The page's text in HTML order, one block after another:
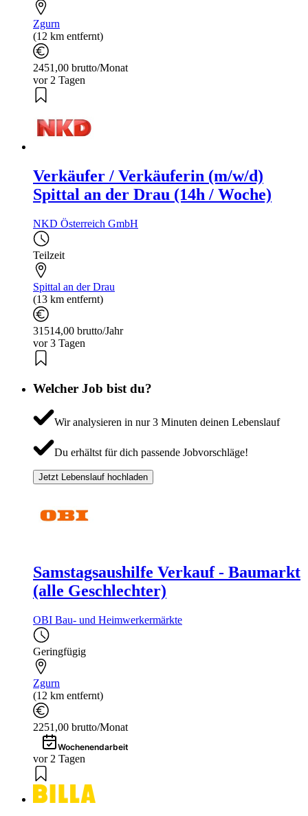
Zgurn
(12 km entfernt)
2451,00 brutto/Monat
vor 2 Tagen
Verkäufer / Verkäuferin (m/w/d)
Spittal an der Drau (14h / Woche)
NKD Österreich GmbH
Teilzeit
Spittal an der Drau
(13 km entfernt)
31514,00 brutto/Jahr
vor 3 Tagen
Welcher Job bist du?
Wir analysieren in nur 3 Minuten deinen Lebenslauf
Du erhältst für dich passende Jobvorschläge!
Jetzt Lebenslauf hochladen
Samstagsaushilfe Verkauf - Baumarkt
(alle Geschlechter)
OBI Bau- und Heimwerkermärkte
Geringfügig
Zgurn
(12 km entfernt)
2251,00 brutto/Monat
Wochenendarbeit
vor 2 Tagen